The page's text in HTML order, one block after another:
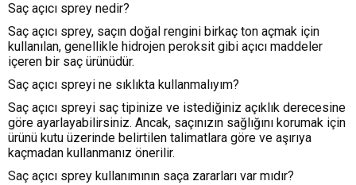
Saç açıcı sprey nedir?
Saç açıcı sprey, saçın doğal rengini birkaç ton açmak için
kullanılan, genellikle hidrojen peroksit gibi açıcı maddeler
içeren bir saç ürünüdür.
Saç açıcı spreyi ne sıklıkta kullanmalıyım?
Saç açıcı spreyi saç tipinize ve istediğiniz açıklık derecesine
göre ayarlayabilirsiniz. Ancak, saçınızın sağlığını korumak için
ürünü kutu üzerinde belirtilen talimatlara göre ve aşırıya
kaçmadan kullanmanız önerilir.
Saç açıcı sprey kullanımının saça zararları var mıdır?